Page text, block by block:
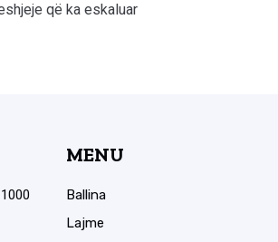
që ka eskaluar
MENU
Ballina
Lajme